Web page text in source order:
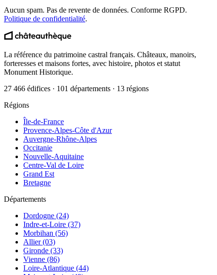
Aucun spam. Pas de revente de données. Conforme RGPD.
Politique de confidentialité.
La référence du patrimoine castral français. Châteaux, manoirs,
forteresses et maisons fortes, avec histoire, photos et statut
Monument Historique.
27 466 édifices · 101 départements · 13 régions
Régions
Île-de-France
Provence-Alpes-Côte d'Azur
Auvergne-Rhône-Alpes
Occitanie
Nouvelle-Aquitaine
Centre-Val de Loire
Grand Est
Bretagne
Départements
Dordogne (24)
Indre-et-Loire (37)
Morbihan (56)
Allier (03)
Gironde (33)
Vienne (86)
Loire-Atlantique (44)